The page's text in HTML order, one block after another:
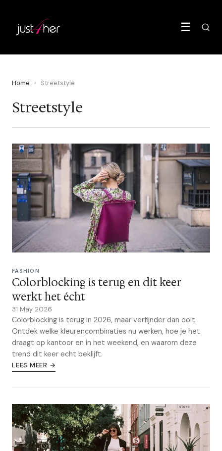
☰
Home › Streetstyle
Streetstyle
FASHION
Colorblocking is terug en dit keer
werkt het écht
31 May 2026
Colorblocking is terug in 2026, maar verfijnder dan ooit.
Ontdek welke kleurencombinaties nu werken, hoe je het
draagt op kantoor en in het weekend, en waarom deze
trend dit keer echt beklijft.
LEES MEER →